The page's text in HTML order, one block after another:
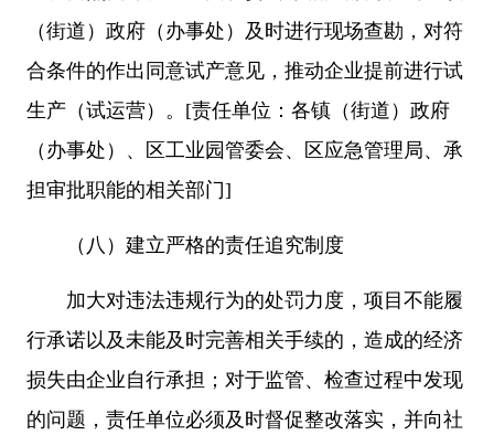
（街道）政府（办事处）及时进行现场查勘，对符
合条件的作出同意试产意见，推动企业提前进行试
生产（试运营）。[责任单位：各镇（街道）政府
（办事处）、区工业园管委会、区应急管理局、承
担审批职能的相关部门]
（八）建立严格的责任追究制度
加大对违法违规行为的处罚力度，项目不能履
行承诺以及未能及时完善相关手续的，造成的经济
损失由企业自行承担；对于监管、检查过程中发现
的问题，责任单位必须及时督促整改落实，并向社